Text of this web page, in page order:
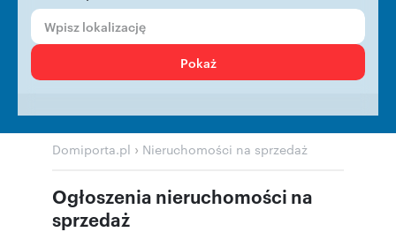
Pokaż
Domiporta.pl › Nieruchomości na sprzedaż
Ogłoszenia nieruchomości na
sprzedaż